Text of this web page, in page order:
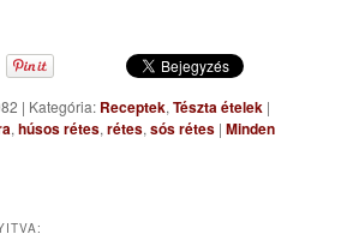
| Kategória: Receptek,Tészta ételek |
,húsos rétes,rétes,sós rétes |Minden